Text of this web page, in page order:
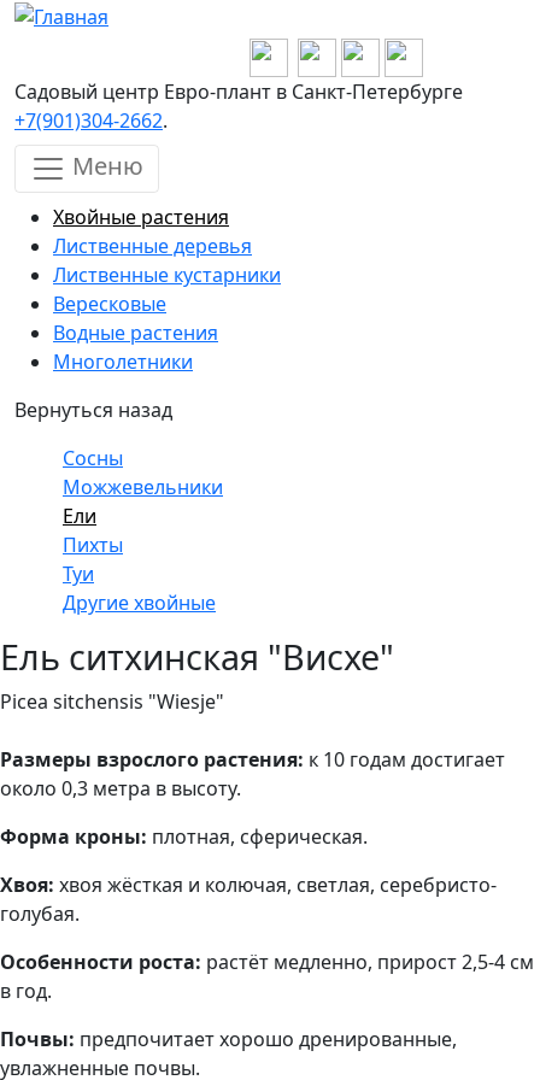
Перейти к основному содержанию
Садовый центр Евро-плант в Санкт-Петербурге
+7(901)304-2662.
Меню
Хвойные растения
Лиственные деревья
Лиственные кустарники
Вересковые
Водные растения
Многолетники
Вернуться назад
Сосны
Можжевельники
Ели
Пихты
Туи
Другие хвойные
Ель ситхинская "Висхе"
Picea sitchensis "Wiesje"
Размеры взрослого растения: к 10 годам достигает
около 0,3 метра в высоту.
Форма кроны: плотная, сферическая.
Хвоя: хвоя жёсткая и колючая, светлая, серебристо-
голубая.
Особенности роста: растёт медленно, прирост 2,5-4 см
в год.
Почвы: предпочитает хорошо дренированные,
увлажненные почвы.